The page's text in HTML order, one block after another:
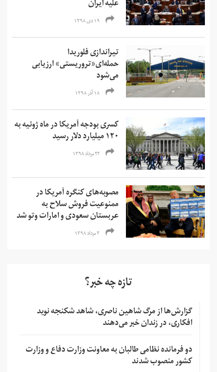
علیه ایران
۱۹ دی ۱۳۹۸
تیراندازی فلوریدا
حمله‌ای«تروریستی» ارزیابی
می‌شود
۱۸ آذر ۱۳۹۸
کسری بودجه آمریکا در ماه ژوئیه به
۱۲۰ میلیارد دلار رسید
۲۲ مرداد ۱۳۹۸
مصوبه‌های کنگره آمریکا در
ممنوعیت فروش سلاح به
عربستان سعودی و امارات وتو شد
۳ مرداد ۱۳۹۸
تازه چه خبر؟
گزارش‌ها از مرگ شاهین ناصری، شاهد شکنجه نوید
افکاری، در زندان خبر می‌دهند
دو فرمانده نظامی طالبان به معاونت وزارت دفاع و وزارت
کشور منصوب شدند